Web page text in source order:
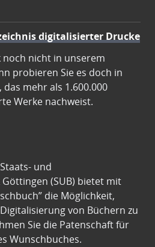
digitalisierter Drucke
noch nicht in unserem
probieren Sie es doch in
mehr als 1.600.000
Werke nachweist.
und
(SUB) bietet mit
die Möglichkeit,
von Büchern zu
Sie die Patenschaft für
Wunschbuches.